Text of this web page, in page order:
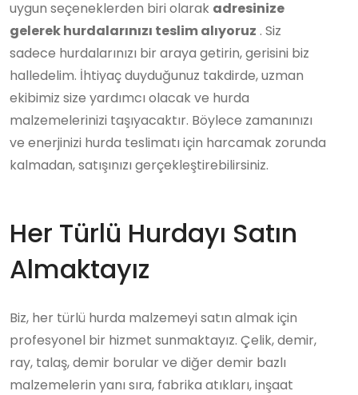
uygun seçeneklerden biri olarak adresinize
gelerek hurdalarınızı teslim alıyoruz . Siz
sadece hurdalarınızı bir araya getirin, gerisini biz
halledelim. İhtiyaç duyduğunuz takdirde, uzman
ekibimiz size yardımcı olacak ve hurda
malzemelerinizi taşıyacaktır. Böylece zamanınızı
ve enerjinizi hurda teslimatı için harcamak zorunda
kalmadan, satışınızı gerçekleştirebilirsiniz.
Her Türlü Hurdayı Satın
Almaktayız
Biz, her türlü hurda malzemeyi satın almak için
profesyonel bir hizmet sunmaktayız. Çelik, demir,
ray, talaş, demir borular ve diğer demir bazlı
malzemelerin yanı sıra, fabrika atıkları, inşaat